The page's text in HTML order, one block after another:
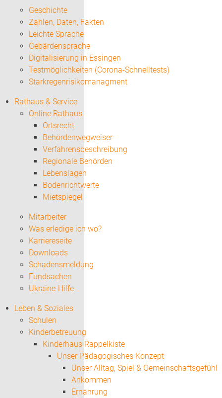
Geschichte
Zahlen, Daten, Fakten
Leichte Sprache
Gebärdensprache
Digitalisierung in Essingen
Testmöglichkeiten (Corona-Schnelltests)
Starkregenrisikomanagment
Rathaus & Service
Online Rathaus
Ortsrecht
Behördenwegweiser
Verfahrensbeschreibung
Regionale Behörden
Lebenslagen
Bodenrichtwerte
Mietspiegel
Mitarbeiter
Was erledige ich wo?
Karriereseite
Downloads
Schadensmeldung
Fundsachen
Ukraine-Hilfe
Leben & Soziales
Schulen
Kinderbetreuung
Kinderhaus Rappelkiste
Unser Pädagogisches Konzept
Unser Alltag, Spiel & Gemeinschaftsgefühl
Ankommen
Ernährung